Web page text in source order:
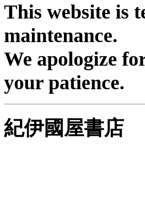
This website is
maintenance.
We apologize
your patience.
紀伊國屋書店